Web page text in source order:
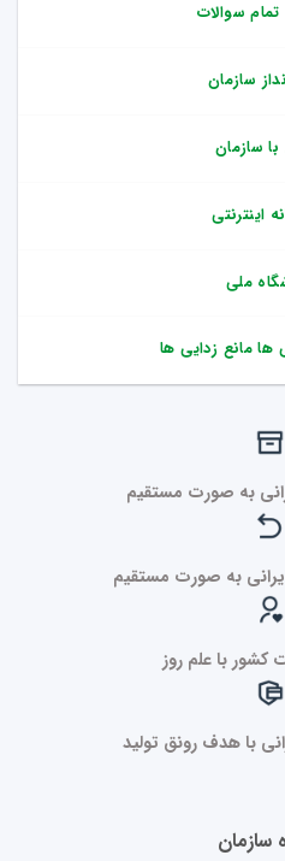
سوالات
سازمان
سازمان
اینترنتی
ملی
ها مانع زدایی ها
به صورت مستقیم
به صورت مستقیم
کشور با علم روز
با هدف رونق تولید
سازمان